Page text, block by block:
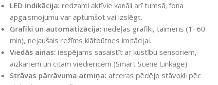
LED indikācija: redzami aktīvie kanāli arī tumsā; fona
apgaismojumu var aptumšot vai izslēgt.
Grafiki un automatizācija: nedēļas grafiki, taimeris (1–60
min), nejaušais režīms klātbūtnes imitācijai.
Viedās ainas: iespējams sasaistīt ar kustību sensoriem,
aizkariem un citām viedierīcēm (Smart Scene Linkage).
Strāvas pārrāvuma atmiņa: atceras pēdējo stāvokli pēc